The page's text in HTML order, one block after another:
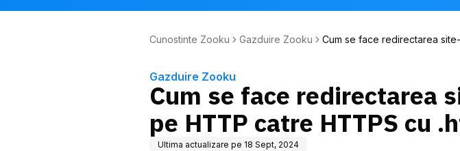
Cunostinte Zooku Gazduire Zooku
Cum se face redirectarea
Gazduire Zooku
Cum se face redirectarea
pe HTTP catre HTTPS cu
Ultima actualizare pe 18 Sept, 2024